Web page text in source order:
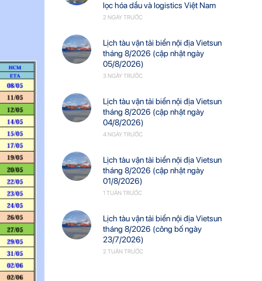
lọc hóa dầu và logistics Việt Nam
2 NGÀY TRƯỚC
Lịch tàu vận tải biển nội địa Vietsun
tháng 8/2026 (cập nhật ngày
05/8/2026)
3 NGÀY TRƯỚC
Lịch tàu vận tải biển nội địa Vietsun
tháng 8/2026 (cập nhật ngày
04/8/2026)
4 NGÀY TRƯỚC
Lịch tàu vận tải biển nội địa Vietsun
tháng 8/2026 (cập nhật ngày
01/8/2026)
1 TUẦN TRƯỚC
Lịch tàu vận tải biển nội địa Vietsun
tháng 8/2026 (công bố ngày
23/7/2026)
2 TUẦN TRƯỚC